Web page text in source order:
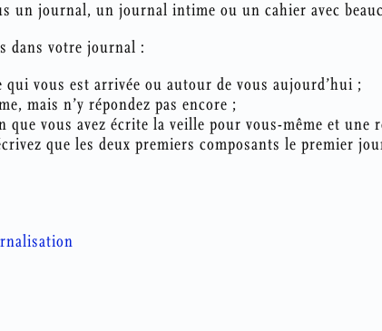
un journal, un journal intime ou un cahier avec
dans votre journal :
vous est arrivée ou autour de vous aujourd’hui ;
mais n’y répondez pas encore ;
vous avez écrite la veille pour vous-même et une
que les deux premiers composants le premier